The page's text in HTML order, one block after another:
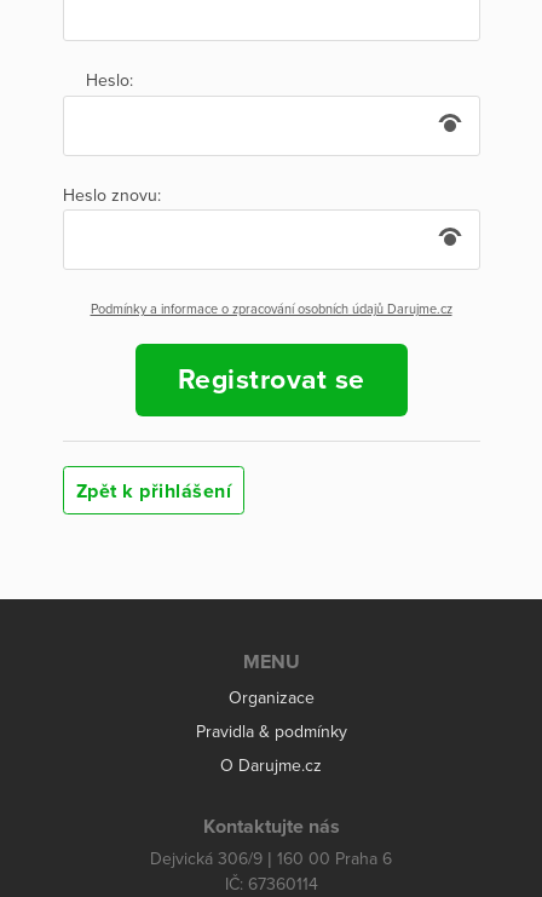
Heslo:
Heslo znovu:
Podmínky a informace o zpracování osobních údajů Darujme.cz
Registrovat se
Zpět k přihlášení
MENU
Organizace
Pravidla & podmínky
O Darujme.cz
Kontaktujte nás
Dejvická 306/9 | 160 00 Praha 6
IČ: 67360114